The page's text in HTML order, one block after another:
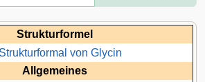
Strukturformel
Allgemeines